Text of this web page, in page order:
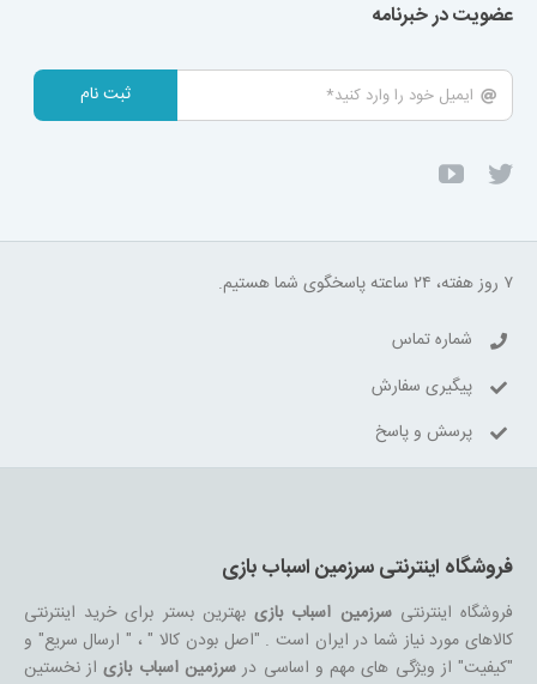
عضویت در خبرنامه
ثبت نام
۷ روز هفته، ۲۴ ساعته پاسخگوی شما هستیم.
شماره تماس
پیگیری سفارش
پرسش و پاسخ
فروشگاه اینترنتی سرزمین اسباب بازی
فروشگاه اینترنتیسرزمین اسباب بازیبهترین بستر برای خرید اینترنتی
کالاهای مورد نیاز شما در ایران است . "اصل بودن کالا " ، " ارسال سریع" و
"کیفیت" از ویژگی های مهم و اساسی درسرزمین اسباب بازیاز نخستین